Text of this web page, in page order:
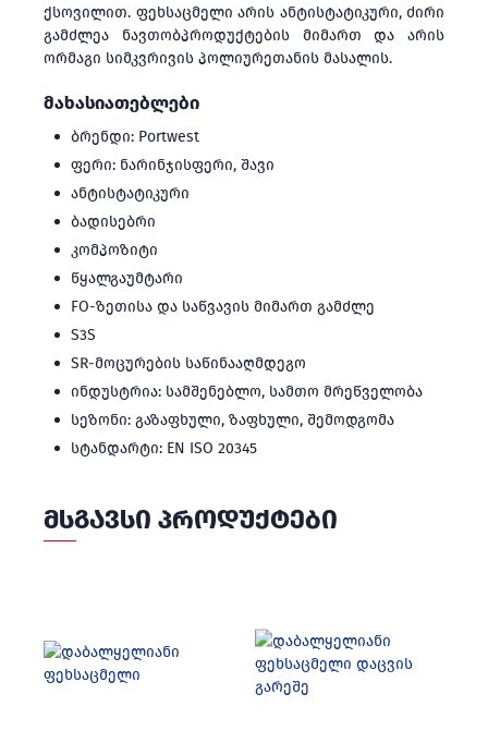
ქსოვილით. ფეხსაცმელი არის ანტისტატიკური, ძირი
გამძლეა ნავთობპროდუქტების მიმართ და არის
ორმაგი სიმკვრივის პოლიურეთანის მასალის.
მახასიათებლები
ბრენდი: Portwest
ფერი: ნარინჯისფერი, შავი
ანტისტატიკური
ბადისებრი
კომპოზიტი
წყალგაუმტარი
FO-ზეთისა და საწვავის მიმართ გამძლე
S3S
SR-მოცურების საწინააღმდეგო
ინდუსტრია: სამშენებლო, სამთო მრეწველობა
სეზონი: გაზაფხული, ზაფხული, შემოდგომა
სტანდარტი: EN ISO 20345
ᲛᲡᲒᲐᲕᲡᲘ ᲞᲠᲝᲓᲣᲥᲢᲔᲑᲘ